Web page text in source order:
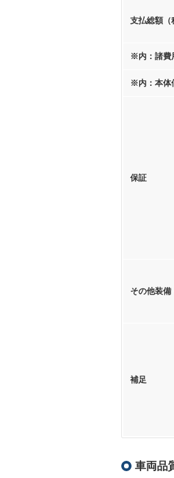
支払総額（
※内：諸費
※内：本体
保証
その他装備
補足
車両品